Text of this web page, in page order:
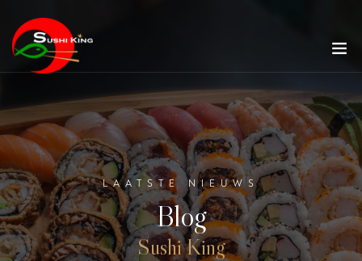
LAATSTE NIEUWS
Blog
Sushi King